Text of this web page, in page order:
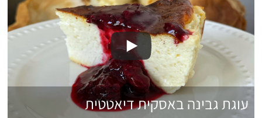
עוגת גבינה באסקית דיאטטית